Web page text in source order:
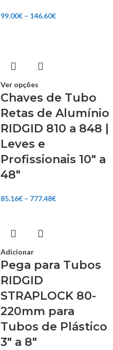
99.00€ – 146.60€
Ver opções
Chaves de Tubo
Retas de Alumínio
RIDGID 810 a 848 |
Leves e
Profissionais 10″ a
48″
85.16€ – 777.48€
Adicionar
Pega para Tubos
RIDGID
STRAPLOCK 80-
220mm para
Tubos de Plástico
3″ a 8″